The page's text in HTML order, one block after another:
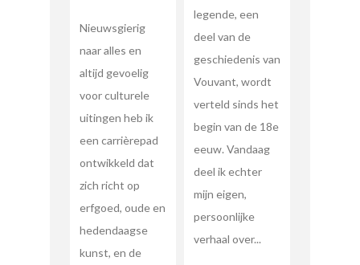
legende, een
deel van de
geschiedenis van
Vouvant, wordt
verteld sinds het
begin van de 18e
eeuw. Vandaag
deel ik echter
mijn eigen,
persoonlijke
verhaal over...
Nieuwsgierig
naar alles en
altijd gevoelig
voor culturele
uitingen heb ik
een carrièrepad
ontwikkeld dat
zich richt op
erfgoed, oude en
hedendaagse
kunst, en de